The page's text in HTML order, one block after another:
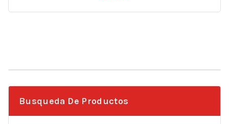
Busqueda De Productos